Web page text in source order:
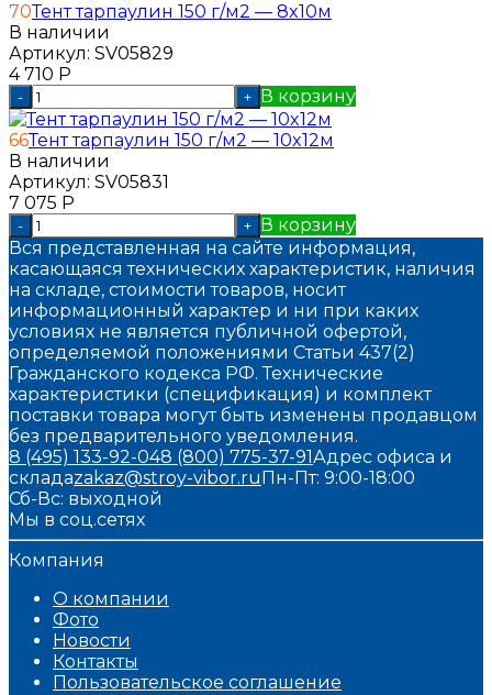
70Тент тарпаулин 150 г/м2 — 8x10м
В наличии
Артикул: SV05829
4 710 Р
- + В корзину
66Тент тарпаулин 150 г/м2 — 10x12м
В наличии
Артикул: SV05831
7 075 Р
- + В корзину
Вся представленная на сайте информация,
касающаяся технических характеристик, наличия
на складе, стоимости товаров, носит
информационный характер и ни при каких
условиях не является публичной офертой,
определяемой положениями Статьи 437(2)
Гражданского кодекса РФ. Технические
характеристики (спецификация) и комплект
поставки товара могут быть изменены продавцом
без предварительного уведомления.
8 (495) 133-92-048 (800) 775-37-91Адрес офиса и
складаzakaz@stroy-vibor.ruПн-Пт: 9:00-18:00
Сб-Вс: выходной
Мы в соц.сетях
Компания
О компании
Фото
Новости
Контакты
Пользовательское соглашение